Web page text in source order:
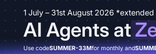
1 July – 31st August 2026 *extended
AI Agents at
Use codeSUMMER-33Mfor monthly and